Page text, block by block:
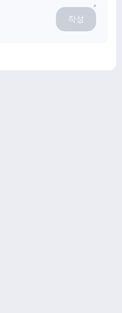
작성